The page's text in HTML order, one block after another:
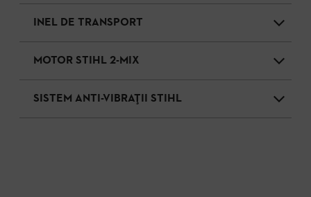
INEL DE TRANSPORT
MOTOR STIHL 2-MIX
SISTEM ANTI-VIBRAȚII STIHL